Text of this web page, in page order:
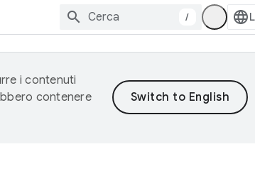
/
i contenuti
contenere